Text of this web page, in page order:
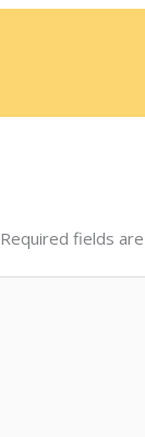
Required fields